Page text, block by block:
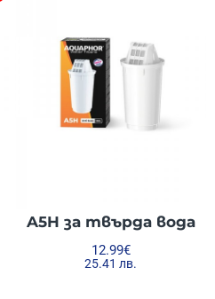
A5H за твърда вода
12.99€
25.41 лв.